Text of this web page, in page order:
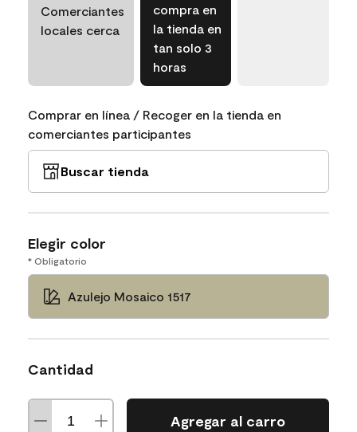
Comerciantes
locales cerca
compra en
la tienda en
tan solo 3
horas
Comprar en línea / Recoger en la tienda en
comerciantes participantes
Buscar tienda
Elegir color
* Obligatorio
Azulejo Mosaico 1517
Cantidad
Agregar al carro